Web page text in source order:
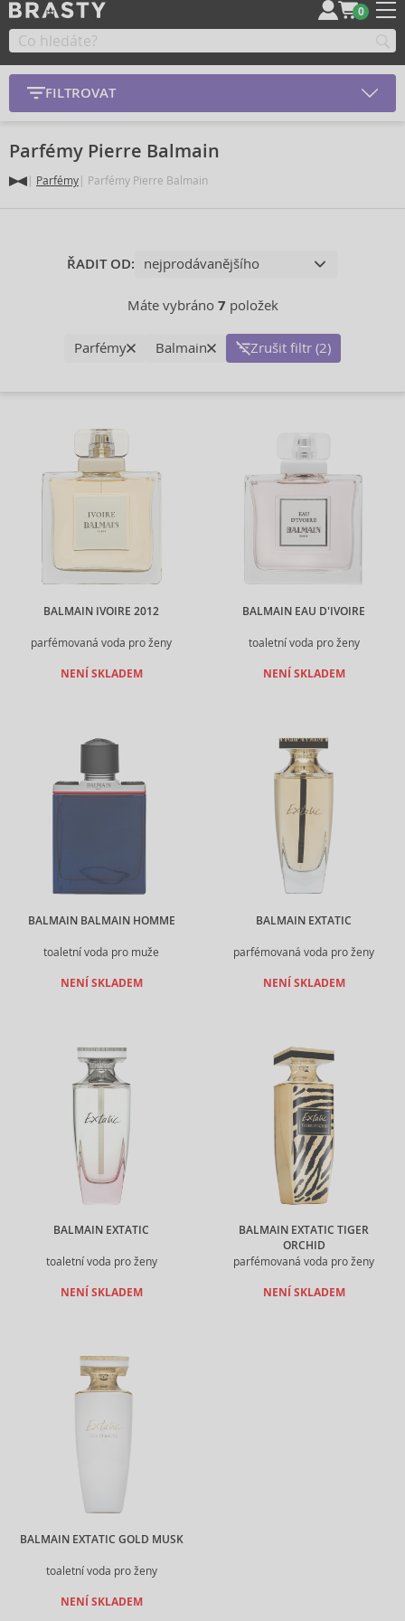
0
FILTROVAT
Parfémy Pierre Balmain
Parfémy Parfémy Pierre Balmain
ŘADIT OD:
Máte vybráno 7 položek
Parfémy Balmain Zrušit filtr (2)
BALMAIN IVOIRE 2012
parfémovaná voda pro ženy
NENÍ SKLADEM
BALMAIN EAU D'IVOIRE
toaletní voda pro ženy
NENÍ SKLADEM
BALMAIN BALMAIN HOMME
toaletní voda pro muže
NENÍ SKLADEM
BALMAIN EXTATIC
parfémovaná voda pro ženy
NENÍ SKLADEM
BALMAIN EXTATIC
toaletní voda pro ženy
NENÍ SKLADEM
BALMAIN EXTATIC TIGER
ORCHID
parfémovaná voda pro ženy
NENÍ SKLADEM
BALMAIN EXTATIC GOLD MUSK
toaletní voda pro ženy
NENÍ SKLADEM